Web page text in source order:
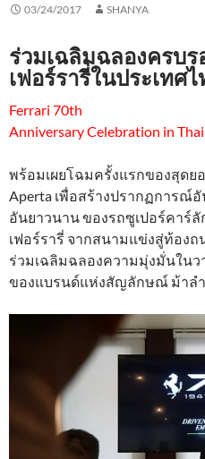
03/24/2017 SHANYA
ร่วมเฉลิมฉลองครบร
เฟอร์รารี่ในประเทศ
Ferrari 70th
Anniversary Celebration in
พร้อมเผยโฉมครั้งแรกของสุดย
Aperta เพื่อสร้างปรากฏการณ์
อันยาวนาน ของรถซูเปอร์คาร์
เฟอร์รารี่ จากสนามแข่งสู่ท้อง
ร่วมเฉลิมฉลองความมุ่งมั่นในว
ของแบรนด์แห่งสัญลักษณ์ ม้าล